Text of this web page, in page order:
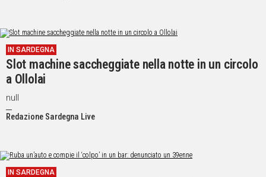
IN SARDEGNA
Slot machine saccheggiate nella notte in un circolo
a Ollolai
null
Redazione Sardegna Live
IN SARDEGNA